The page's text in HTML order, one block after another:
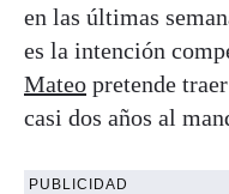
en las últimas
es la intención
Mateo pretende
casi dos años al
PUBLICIDAD